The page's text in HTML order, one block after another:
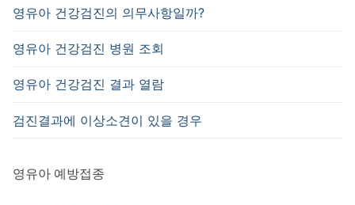
영유아 건강검진의 의무사항일까?
영유아 건강검진 병원 조회
영유아 건강검진 결과 열람
검진결과에 이상소견이 있을 경우
영유아 예방접종